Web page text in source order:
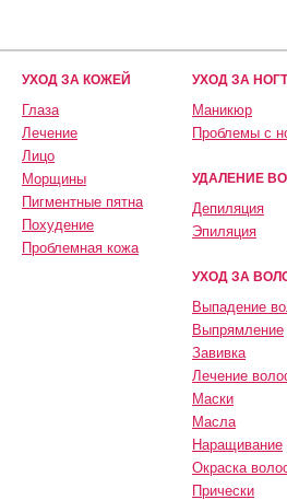
УХОД ЗА КОЖЕЙ
Глаза
Лечение
Лицо
Морщины
Пигментные пятна
Похудение
Проблемная кожа
УХОД ЗА
Маникюр
Проблемы с
УДАЛЕНИЕ
Депиляция
Эпиляция
УХОД ЗА
Выпадение
Выпрямление
Завивка
Лечение
Маски
Масла
Наращивание
Окраска
Прически